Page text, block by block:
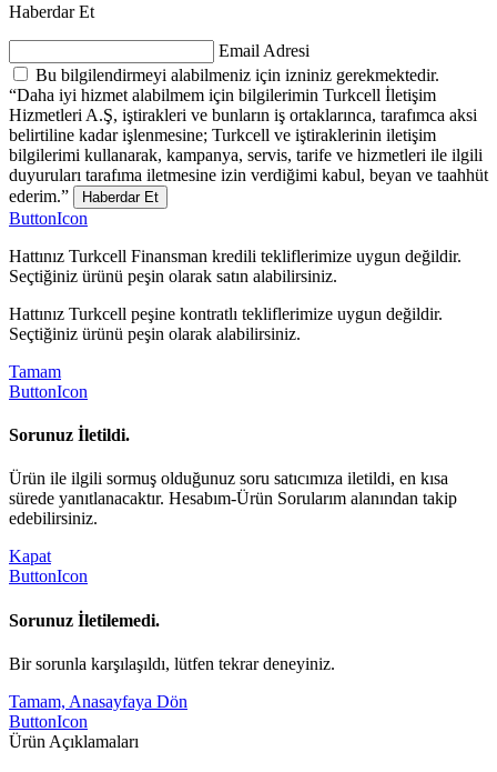
Haberdar Et
Email Adresi
Bu bilgilendirmeyi alabilmeniz için izniniz gerekmektedir.
“Daha iyi hizmet alabilmem için bilgilerimin Turkcell İletişim
Hizmetleri A.Ş, iştirakleri ve bunların iş ortaklarınca, tarafımca aksi
belirtiline kadar işlenmesine; Turkcell ve iştiraklerinin iletişim
bilgilerimi kullanarak, kampanya, servis, tarife ve hizmetleri ile ilgili
duyuruları tarafıma iletmesine izin verdiğimi kabul, beyan ve taahhüt
ederim.”
Haberdar Et
ButtonIcon
Hattınız Turkcell Finansman kredili tekliflerimize uygun değildir.
Seçtiğiniz ürünü peşin olarak satın alabilirsiniz.
Hattınız Turkcell peşine kontratlı tekliflerimize uygun değildir.
Seçtiğiniz ürünü peşin olarak alabilirsiniz.
Tamam
ButtonIcon
Sorunuz İletildi.
Ürün ile ilgili sormuş olduğunuz soru satıcımıza iletildi, en kısa
sürede yanıtlanacaktır. Hesabım-Ürün Sorularım alanından takip
edebilirsiniz.
Kapat
ButtonIcon
Sorunuz İletilemedi.
Bir sorunla karşılaşıldı, lütfen tekrar deneyiniz.
Tamam, Anasayfaya Dön
ButtonIcon
Ürün Açıklamaları